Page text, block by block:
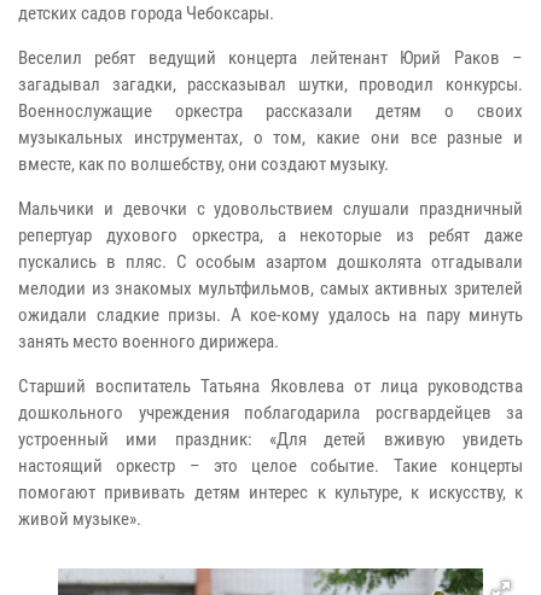
детских садов города Чебоксары.
Веселил ребят ведущий концерта лейтенант Юрий Раков –
загадывал загадки, рассказывал шутки, проводил конкурсы.
Военнослужащие оркестра рассказали детям о своих
музыкальных инструментах, о том, какие они все разные и
вместе, как по волшебству, они создают музыку.
Мальчики и девочки с удовольствием слушали праздничный
репертуар духового оркестра, а некоторые из ребят даже
пускались в пляс. С особым азартом дошколята отгадывали
мелодии из знакомых мультфильмов, самых активных зрителей
ожидали сладкие призы. А кое-кому удалось на пару минуть
занять место военного дирижера.
Старший воспитатель Татьяна Яковлева от лица руководства
дошкольного учреждения поблагодарила росгвардейцев за
устроенный ими праздник: «Для детей вживую увидеть
настоящий оркестр – это целое событие. Такие концерты
помогают прививать детям интерес к культуре, к искусству, к
живой музыке».